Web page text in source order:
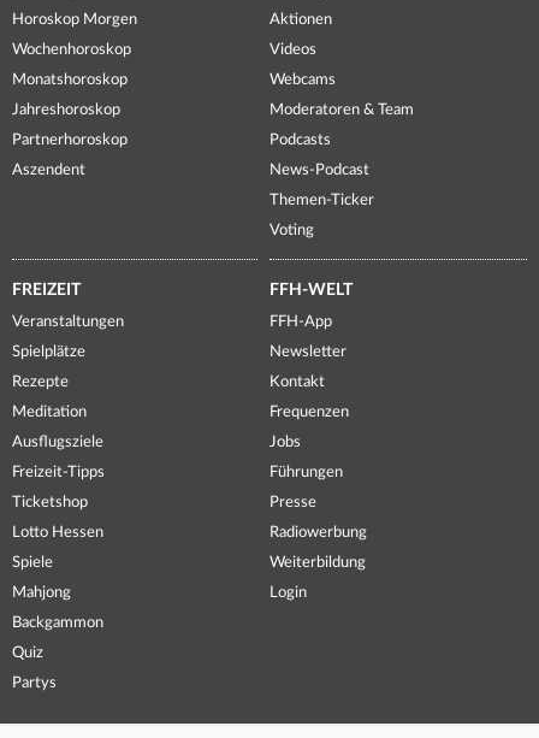
Horoskop Morgen
Wochenhoroskop
Monatshoroskop
Jahreshoroskop
Partnerhoroskop
Aszendent
Aktionen
Videos
Webcams
Moderatoren & Team
Podcasts
News-Podcast
Themen-Ticker
Voting
FREIZEIT
Veranstaltungen
Spielplätze
Rezepte
Meditation
Ausflugsziele
Freizeit-Tipps
Ticketshop
Lotto Hessen
Spiele
Mahjong
Backgammon
Quiz
Partys
FFH-WELT
FFH-App
Newsletter
Kontakt
Frequenzen
Jobs
Führungen
Presse
Radiowerbung
Weiterbildung
Login